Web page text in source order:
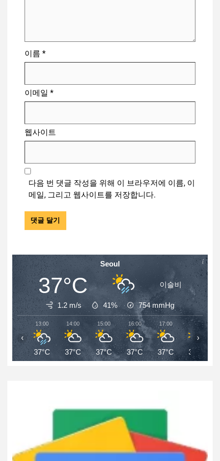
이름 *
이메일 *
웹사이트
다음 번 댓글 작성을 위해 이 브라우저에 이름, 이
메일, 그리고 웹사이트를 저장합니다.
Seoul
37°C 이슬비
1.2 m/s 41% 754mmHg
13:00
37°C
14:00
37°C
15:00
37°C
16:00
37°C
17:00
37°C
18:00
36°C
‹ ›